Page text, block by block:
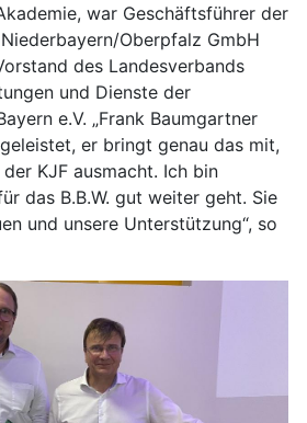
war Geschäftsführer der
Oberpfalz GmbH
des Landesverbands
und Dienste der
e.V. „Frank Baumgartner
er bringt genau das mit,
KJF ausmacht. Ich bin
das B.B.W. gut weiter geht. Sie
und unsere Unterstützung“, so